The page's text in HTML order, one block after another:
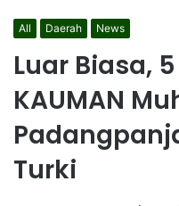
All Daerah News
Luar Biasa,
KAUMAN
Turki